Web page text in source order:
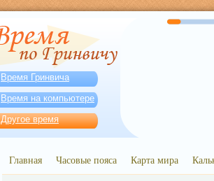
Время Гринвича
Время на компьютере
Другое время
Главная Часовые пояса Карта мира